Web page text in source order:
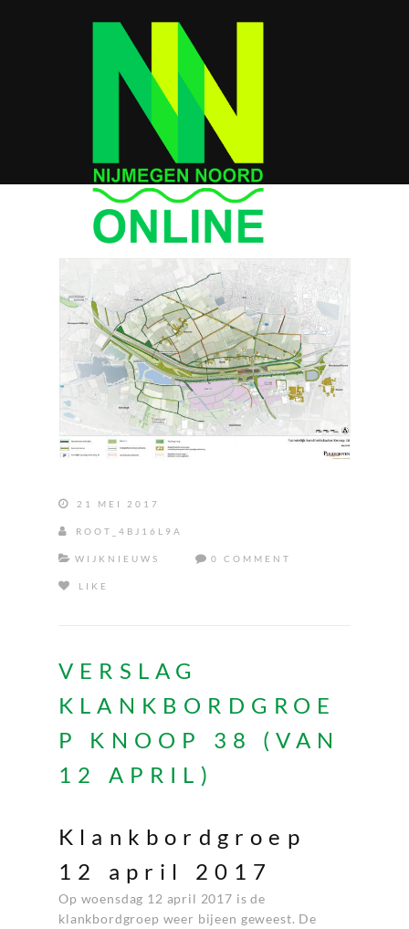
21 MEI 2017
ROOT_4BJ16L9A
WIJKNIEUWS 0 COMMENT
LIKE
VERSLAG
KLANKBORDGROE
P KNOOP 38 (VAN
12 APRIL)
Klankbordgroep
12 april 2017
Op woensdag 12 april 2017 is de
klankbordgroep weer bijeen geweest. De